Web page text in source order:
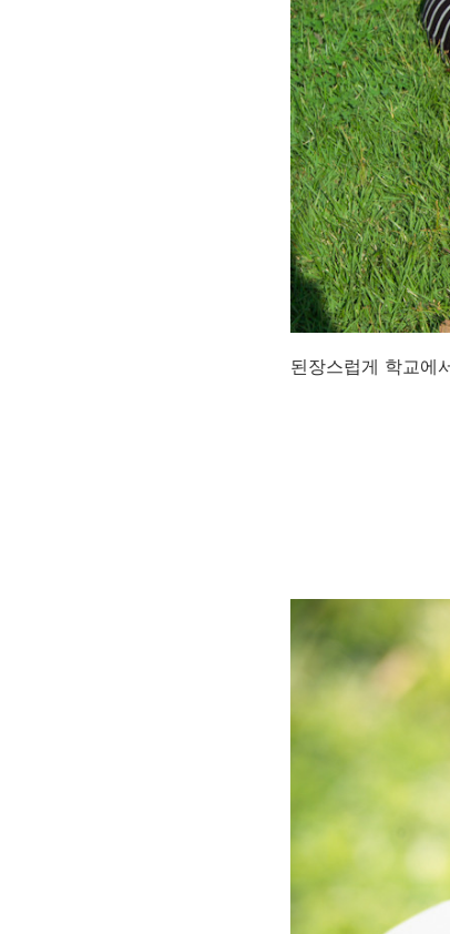
된장스럽게 학교에